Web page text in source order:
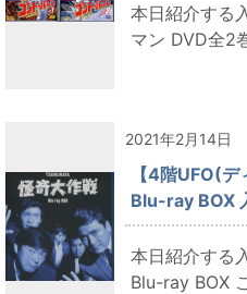
本日紹介する
マン DVD全2
2021年2月14日
【4階UFO(
Blu-ray BOX
本日紹介する
Blu-ray BOX